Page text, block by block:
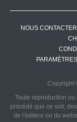
NOUS CONTACTER
Copyright
Toute reproduction
procédé que ce soit,
de l'éditeur ou du